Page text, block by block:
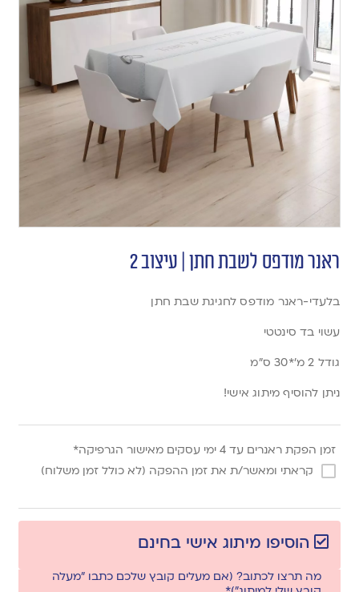
ראנר מודפס לשבת חתן | עיצוב 2
בלעדי-ראנר מודפס לחגיגת שבת חתן
עשוי בד סינטטי
גודל 2 מ’*30 ס”מ
ניתן להוסיף מיתוג אישי!
זמן הפקת ראנרים עד 4 ימי עסקים מאישור הגרפיקה*
קראתי ומאשר/ת את זמן ההפקה (לא כולל זמן משלוח)
הוסיפו מיתוג אישי בחינם
מה תרצו לכתוב? (אם מעלים קובץ שלכם כתבו "מעלה